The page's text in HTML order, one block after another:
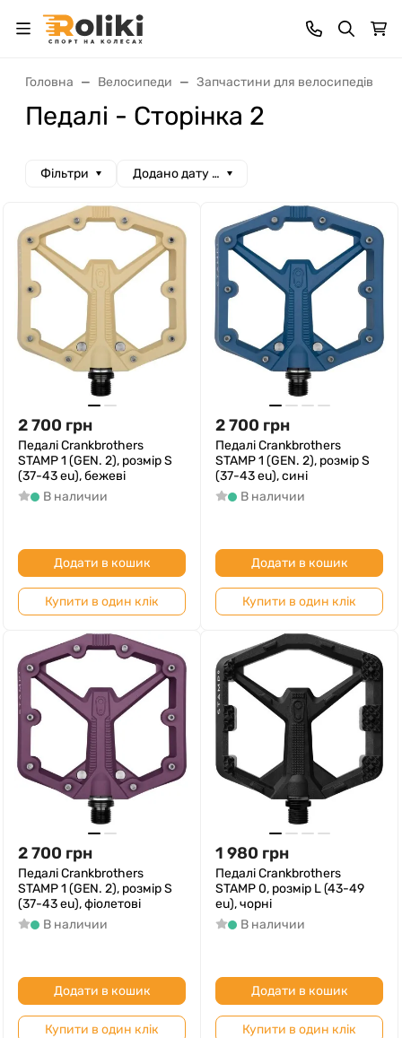
Головна Велосипеди Запчастини для велосипедів
Педалі - Сторінка 2
Фільтри Додано дату спад
2 700 грн
Педалі Crankbrothers
STAMP 1 (GEN. 2), розмір S
(37-43 eu), бежеві
В наличии
Додати в кошик
Купити в один клік
2 700 грн
Педалі Crankbrothers
STAMP 1 (GEN. 2), розмір S
(37-43 eu), сині
В наличии
Додати в кошик
Купити в один клік
2 700 грн
Педалі Crankbrothers
STAMP 1 (GEN. 2), розмір S
(37-43 eu), фіолетові
В наличии
Додати в кошик
Купити в один клік
1 980 грн
Педалі Crankbrothers
STAMP 0, розмір L (43-49
eu), чорні
В наличии
Додати в кошик
Купити в один клік